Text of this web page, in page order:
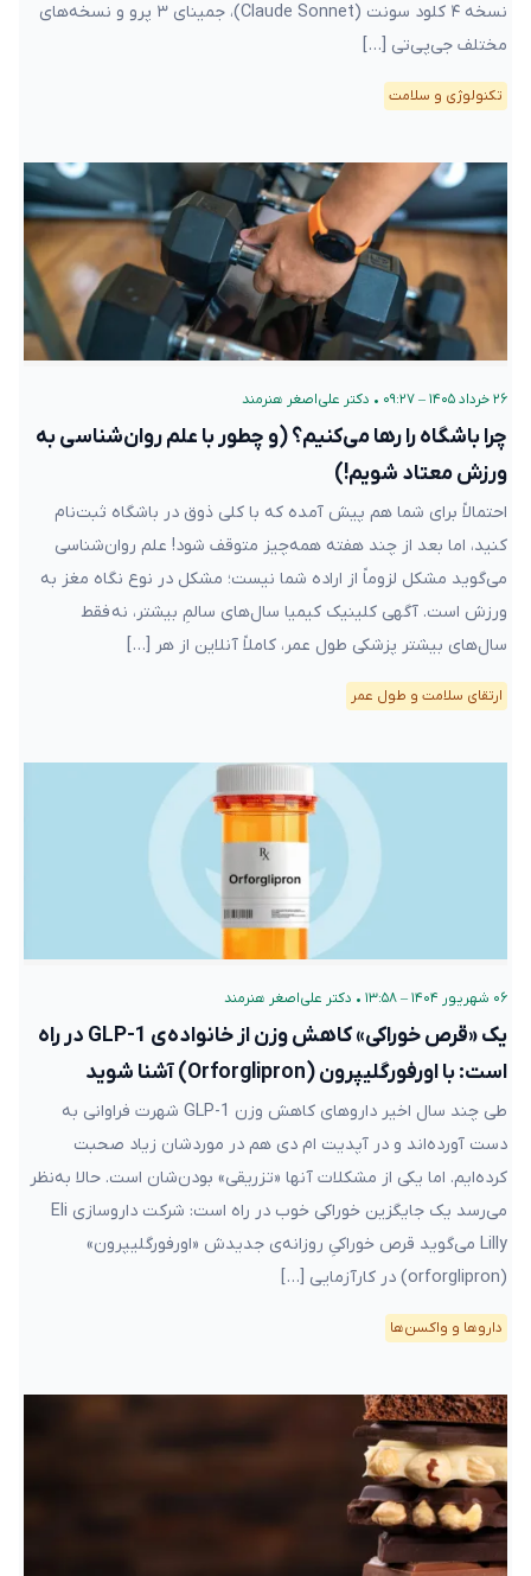
نسخه ۴ کلود سونت (Claude Sonnet)، جمینای ۳ پرو و نسخه‌های
مختلف جی‌پی‌تی […]
تکنولوژی و سلامت
۲۶ خرداد ۱۴۰۵ – ۰۹:۲۷ • دکتر علی‌اصغر هنرمند
چرا باشگاه را رها می‌کنیم؟ (و چطور با علم روان‌شناسی به
ورزش معتاد شویم!)
احتمالاً برای شما هم پیش آمده که با کلی ذوق در باشگاه ثبت‌نام
کنید، اما بعد از چند هفته همه‌چیز متوقف شود! علم روان‌شناسی
می‌گوید مشکل لزوماً از اراده شما نیست؛ مشکل در نوع نگاه مغز به
ورزش است. آگهی کلینیک کیمیا سال‌های سالمِ بیشتر، نه فقط
سال‌های بیشتر پزشکی طول عمر، کاملاً آنلاین از هر […]
ارتقای سلامت و طول عمر
۰۶ شهریور ۱۴۰۴ – ۱۳:۵۸ • دکتر علی‌اصغر هنرمند
یک «قرص خوراکی» کاهش وزن از خانواده‌ی GLP-1 در راه
است: با اورفورگلیپرون (Orforglipron) آشنا شوید
طی چند سال اخیر داروهای کاهش وزن GLP-1 شهرت فراوانی به
دست آورده‌اند و در آپدیت ام دی هم در موردشان زیاد صحبت
کرده‌ایم. اما یکی از مشکلات آنها «تزریقی» بودن‌شان است. حالا به‌نظر
می‌رسد یک جایگزین خوراکی خوب در راه است: شرکت داروسازی Eli
Lilly می‌گوید قرص خوراکیِ روزانه‌ی جدیدش «اورفورگلیپرون»
(orforglipron) در کارآزمایی […]
دارو‌ها و واکسن‌ها